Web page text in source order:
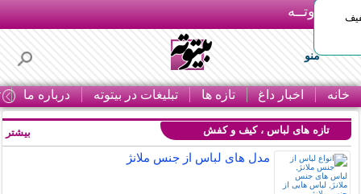
بـیتوتــه
منو
خانه اخبار داغ تازه ها تبلیغات در بیتوته درباره ما
50% تخفیف
تازه های لباس ، کیف و کفش
مدل های لباس از جنس ملانژ
بیشتر